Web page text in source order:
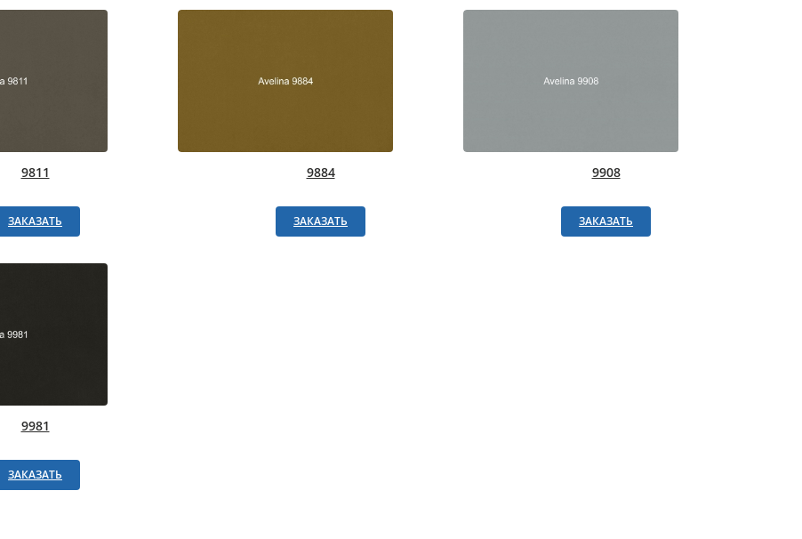
9811
ЗАКАЗАТЬ
9884
ЗАКАЗАТЬ
9908
ЗАКАЗАТЬ
9981
ЗАКАЗАТЬ